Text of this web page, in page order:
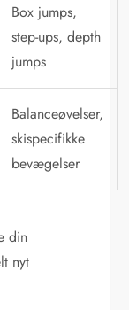
Box jumps,
step-ups, depth
jumps
Balanceøvelser,
skispecifikke
bevægelser
din
nyt